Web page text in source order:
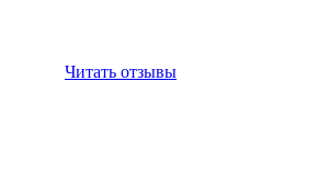
Читать отзывы